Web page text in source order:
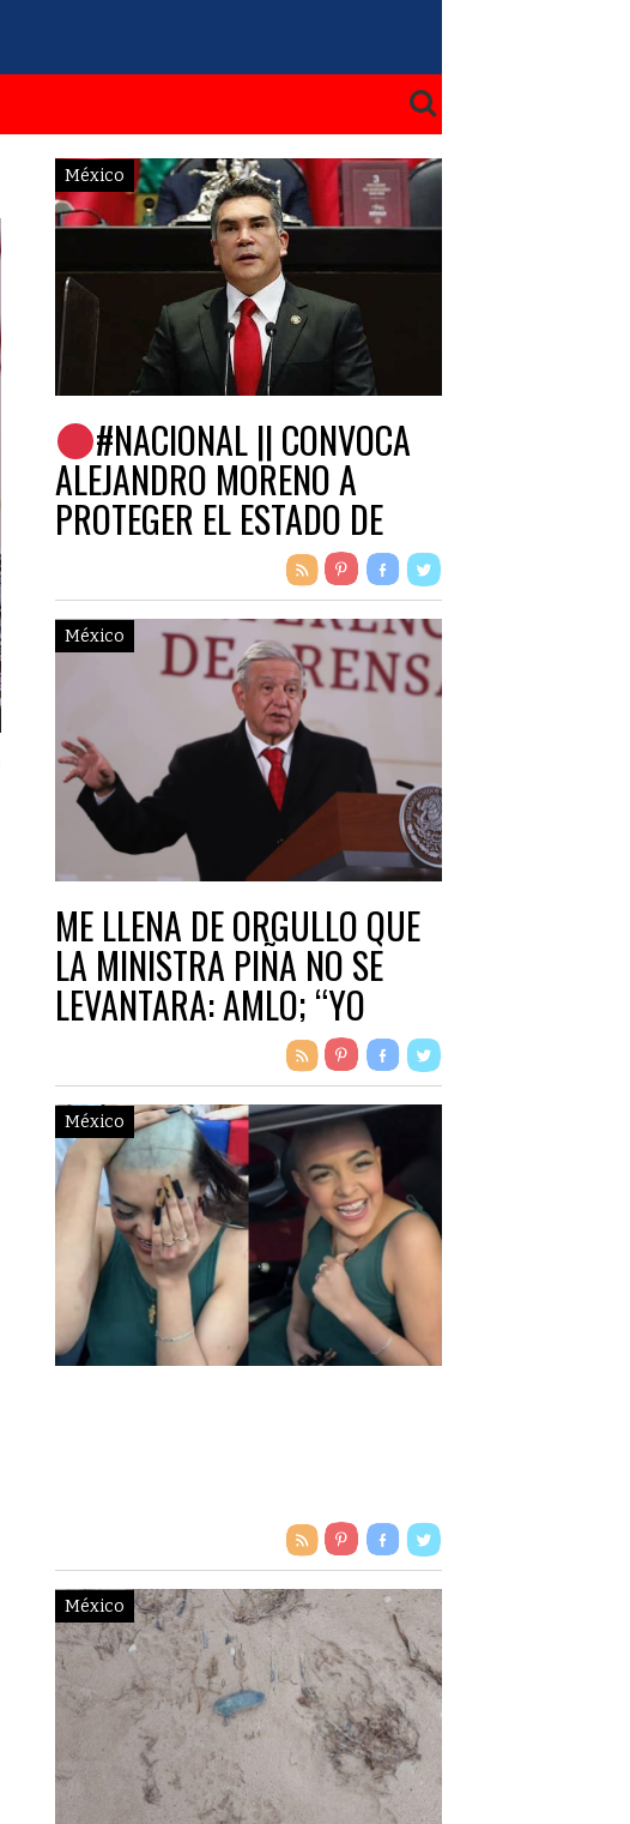
México
#NACIONAL || CONVOCA
ALEJANDRO MORENO A
PROTEGER EL ESTADO DE
DERECHO ANTE LA AMENAZA
A LA DEMOCRACIA.
México
ME LLENA DE ORGULLO QUE
LA MINISTRA PIÑA NO SE
LEVANTARA: AMLO; “YO
CREO QUE ESTABA CANSADA
O NO QUISO PARARSE”
México
México